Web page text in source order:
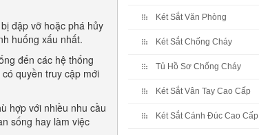
đập vỡ hoặc phá hủy
huống xấu nhất.
đến các hệ thống
quyền truy cập mới
hợp với nhiều nhu cầu
sống hay làm việc
Két Sắt Văn Phòng
Két Sắt Chống Cháy
Tủ Hồ Sơ Chống Cháy
Két Sắt Vân Tay Cao Cấp
Két Sắt Cánh Đúc Cao Cấp